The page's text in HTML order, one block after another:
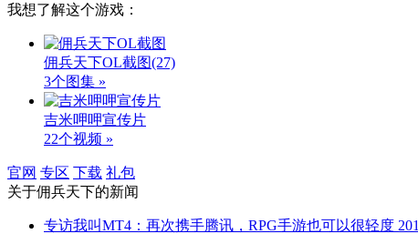
我想了解这个游戏：
佣兵天下OL截图(27)
3个图集 »
吉米呷呷宣传片
22个视频 »
官网 专区 下载 礼包
关于佣兵天下的新闻
专访我叫MT4：再次携手腾讯，RPG手游也可以很轻度